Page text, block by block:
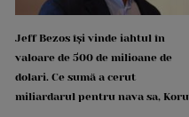
Jeff Bezos își vinde iahtul în
valoare de 500 de milioane de
dolari. Ce sumă a cerut
miliardarul pentru nava sa, Koru